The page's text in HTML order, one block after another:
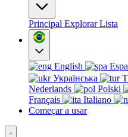
Principal ExplorarLista
English
Українська
Nederlands
Polski
Français
Italiano
Começar a usar